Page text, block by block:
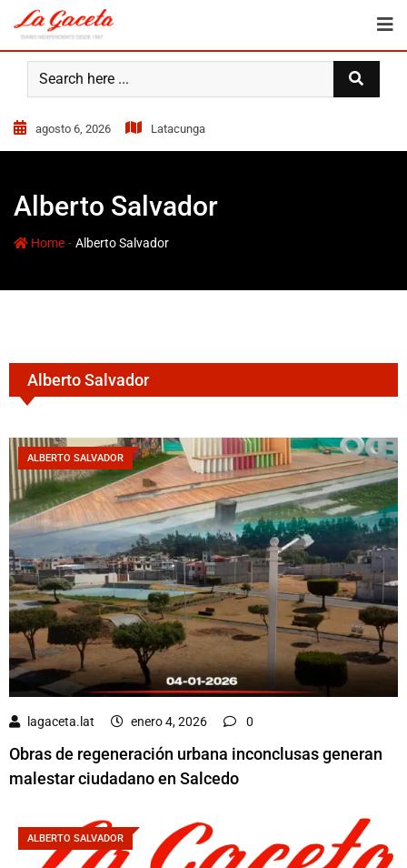
agosto 6, 2026 Latacunga
Alberto Salvador
Home - Alberto Salvador
Alberto Salvador
ALBERTO SALVADOR
lagaceta.lat enero 4, 2026 0
Obras de regeneración urbana inconclusas generan
malestar ciudadano en Salcedo
ALBERTO SALVADOR